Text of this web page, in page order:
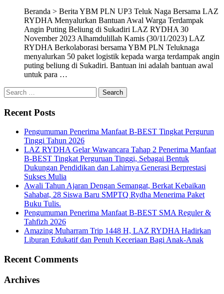
Beranda > Berita YBM PLN UP3 Teluk Naga Bersama LAZ
RYDHA Menyalurkan Bantuan Awal Warga Terdampak
Angin Puting Beliung di Sukadiri LAZ RYDHA 30
November 2023 Alhamdulillah Kamis (30/11/2023) LAZ
RYDHA Berkolaborasi bersama YBM PLN Teluknaga
menyalurkan 50 paket logistik kepada warga terdampak angin
puting beliung di Sukadiri. Bantuan ini adalah bantuan awal
untuk para …
Recent Posts
Pengumuman Penerima Manfaat B-BEST Tingkat Pergurun
Tinggi Tahun 2026
LAZ RYDHA Gelar Wawancara Tahap 2 Penerima Manfaat
B-BEST Tingkat Perguruan Tinggi, Sebagai Bentuk
Dukungan Pendidikan dan Lahirnya Generasi Berprestasi
Sukses Mulia
Awali Tahun Ajaran Dengan Semangat, Berkat Kebaikan
Sahabat, 28 Siswa Baru SMPTQ Rydha Menerima Paket
Buku Tulis.
Pengumuman Penerima Manfaat B-BEST SMA Reguler &
Tahfizh 2026
Amazing Muharram Trip 1448 H, LAZ RYDHA Hadirkan
Liburan Edukatif dan Penuh Keceriaan Bagi Anak-Anak
Recent Comments
Archives